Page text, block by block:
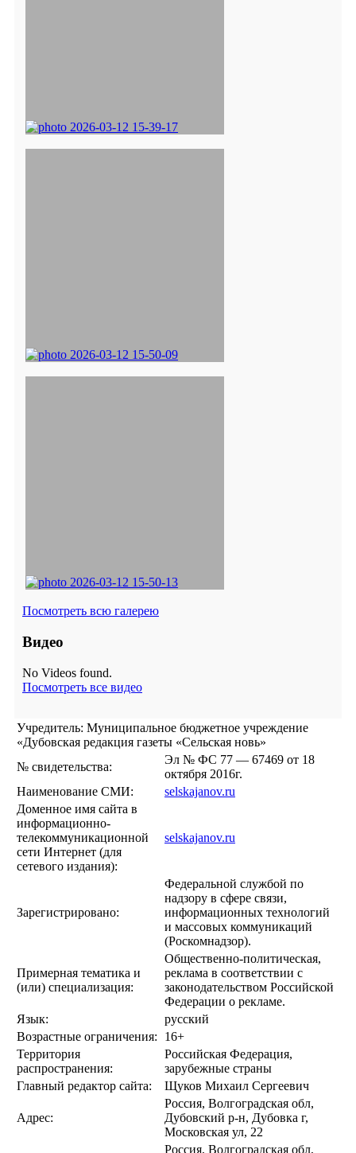
Посмотреть всю галерею
Видео
No Videos found.
Посмотреть все видео
Учредитель: Муниципальное бюджетное учреждение
«Дубовская редакция газеты «Сельская новь»
№ свидетельства:
Эл № ФС 77 — 67469 от 18
октября 2016г.
Наименование СМИ:
selskajanov.ru
Доменное имя сайта в
информационно-
телекоммуникационной
сети Интернет (для
сетевого издания):
selskajanov.ru
Зарегистрировано:
Федеральной службой по
надзору в сфере связи,
информационных технологий
и массовых коммуникаций
(Роскомнадзор).
Примерная тематика и
(или) специализация:
Общественно-политическая,
реклама в соответствии с
законодательством Российской
Федерации о рекламе.
Язык:
русский
Возрастные ограничения:
16+
Территория
распространения:
Российская Федерация,
зарубежные страны
Главный редактор сайта:
Щуков Михаил Сергеевич
Адрес:
Россия, Волгоградская обл,
Дубовский р-н, Дубовка г,
Московская ул, 22
Россия, Волгоградская обл,